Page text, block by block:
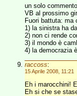
un solo
VB al prossimo
Fuori battuta: ma
1) la sinistra ha
2) non ci rende
3) il mondo è
4) la democrazia
raccoss:
15 Aprile 2008, 11:21
Eh i marocchini!
Eh si che se